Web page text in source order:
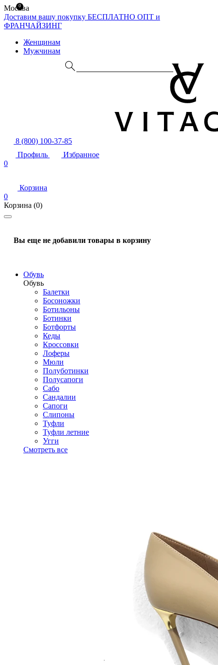
Москва
Доставим вашу покупку БЕСПЛАТНО ОПТ и
ФРАНЧАЙЗИНГ
Женщинам
Мужчинам
8 (800) 100-37-85
Профиль
Избранное
0
Корзина
0
Корзина (0)
Вы еще не добавили товары в корзину
Обувь
Обувь
Балетки
Босоножки
Ботильоны
Ботинки
Ботфорты
Кеды
Кроссовки
Лоферы
Мюли
Полуботинки
Полусапоги
Сабо
Сандалии
Сапоги
Слипоны
Туфли
Туфли летние
Угги
Смотреть все
0